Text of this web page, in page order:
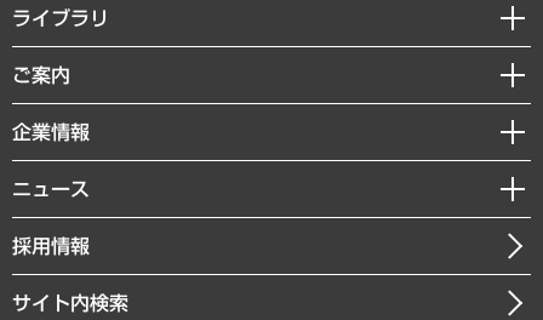
経営戦略
組織・人事戦略
デジタルイノベーション
共生・ダイバーシティ
GRC（ガバナンス・リスク・コンプライアンス）・防災（政策）
経済・産業・雇用・労働
ライブラリ
経済調査
レポート
コラム
経営用語集
受託・受注実績（官公庁関連）
メディア掲載・出演
ご案内
セミナー・イベント情報
MUFGビジネスセミナー
受託案件情報
企業情報
私たちの想い
社長メッセージ
会社概要
ニュース
ニュースリリース
お知らせ
採用情報
サイト内検索